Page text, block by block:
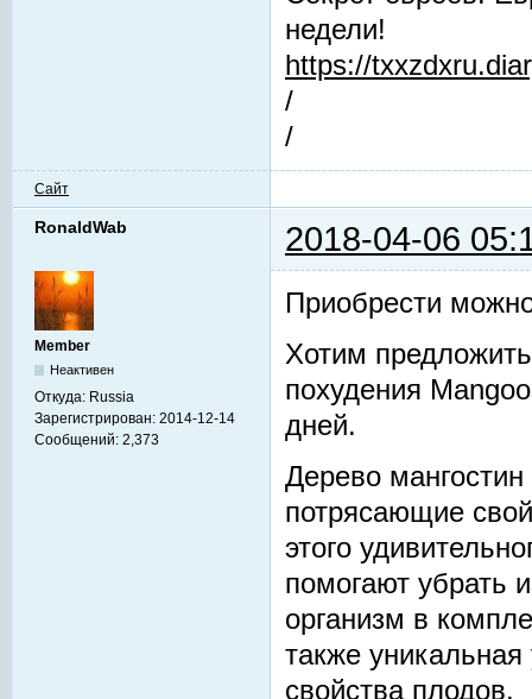
недели!
https://
/
/
Сайт
RonaldWab 2018-04-06
Member
Неактивен
Откуда: Russia
Зарегистрирован: 2014-12-14
Сообщений: 2,373
Приобрести
Хотим
похудения
дней.
Дерево
потрясающие
этого
помогают убрать
организм в
также
свойства плодов.